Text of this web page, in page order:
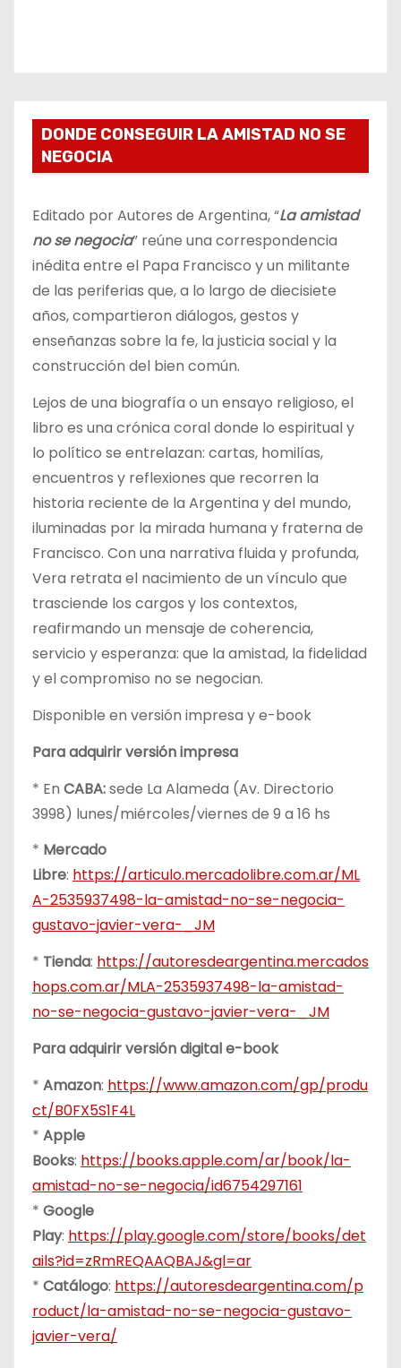
DONDE CONSEGUIR LA AMISTAD NO SE
NEGOCIA
Editado por Autores de Argentina, “La amistad
no se negocia” reúne una correspondencia
inédita entre el Papa Francisco y un militante
de las periferias que, a lo largo de diecisiete
años, compartieron diálogos, gestos y
enseñanzas sobre la fe, la justicia social y la
construcción del bien común.
Lejos de una biografía o un ensayo religioso, el
libro es una crónica coral donde lo espiritual y
lo político se entrelazan: cartas, homilías,
encuentros y reflexiones que recorren la
historia reciente de la Argentina y del mundo,
iluminadas por la mirada humana y fraterna de
Francisco. Con una narrativa fluida y profunda,
Vera retrata el nacimiento de un vínculo que
trasciende los cargos y los contextos,
reafirmando un mensaje de coherencia,
servicio y esperanza: que la amistad, la fidelidad
y el compromiso no se negocian.
Disponible en versión impresa y e-book
Para adquirir versión impresa
* En CABA:sede La Alameda (Av. Directorio
3998) lunes/miércoles/viernes de 9 a 16 hs
* Mercado
Libre: https://articulo.mercadolibre.com.ar/ML
A-2535937498-la-amistad-no-se-negocia-
gustavo-javier-vera-_JM
* Tienda: https://autoresdeargentina.mercados
hops.com.ar/MLA-2535937498-la-amistad-
no-se-negocia-gustavo-javier-vera-_JM
Para adquirir versión digital e-book
* Amazon: https://www.amazon.com/gp/produ
ct/B0FX5S1F4L
* Apple
Books: https://books.apple.com/ar/book/la-
amistad-no-se-negocia/id6754297161
* Google
Play: https://play.google.com/store/books/det
ails?id=zRmREQAAQBAJ&gl=ar
* Catálogo: https://autoresdeargentina.com/p
roduct/la-amistad-no-se-negocia-gustavo-
javier-vera/